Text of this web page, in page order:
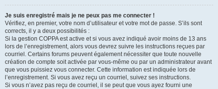
Je suis enregistré mais je ne peux pas me connecter !
Vérifiez, en premier, votre nom d’utilisateur et votre mot de passe. S’ils sont
corrects, il y a deux possibilités :
Si la gestion COPPA est active et si vous avez indiqué avoir moins de 13 ans
lors de l’enregistrement, alors vous devrez suivre les instructions reçues par
courriel. Certains forums peuvent également nécessiter que toute nouvelle
création de compte soit activée par vous-même ou par un administrateur avant
que vous puissiez vous connecter. Cette information est indiquée lors de
l’enregistrement. Si vous avez reçu un courriel, suivez ses instructions.
Si vous n’avez pas reçu de courriel, il se peut que vous ayez fourni une